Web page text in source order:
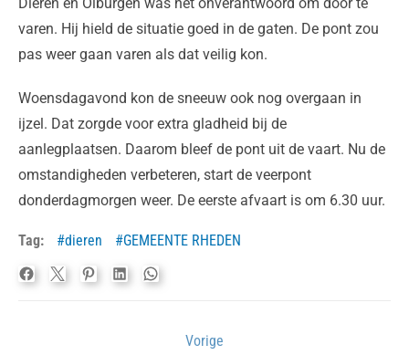
Dieren en Olburgen was het onverantwoord om door te
varen. Hij hield de situatie goed in de gaten. De pont zou
pas weer gaan varen als dat veilig kon.
Woensdagavond kon de sneeuw ook nog overgaan in
ijzel. Dat zorgde voor extra gladheid bij de
aanlegplaatsen. Daarom bleef de pont uit de vaart. Nu de
omstandigheden verbeteren, start de veerpont
donderdagmorgen weer. De eerste afvaart is om 6.30 uur.
Tag: dieren GEMEENTE RHEDEN
Vorige